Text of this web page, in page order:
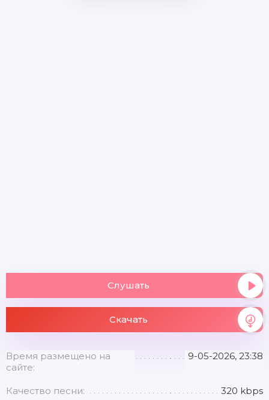
Слушать
Скачать
Время размещено на
сайте:
9-05-2026, 23:38
Качество песни: 320 kbps